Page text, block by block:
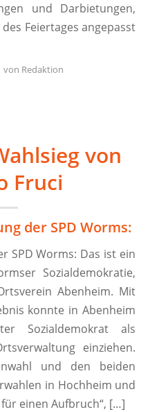
und Darbietungen,
Feiertages angepasst
von Redaktion
von
Fruci
der SPD Worms:
SPD Worms: Das ist ein
Sozialdemokratie,
Abenheim. Mit
konnte in Abenheim
Sozialdemokrat als
einziehen.
und den beiden
in Hochheim und
einen Aufbruch“, […]